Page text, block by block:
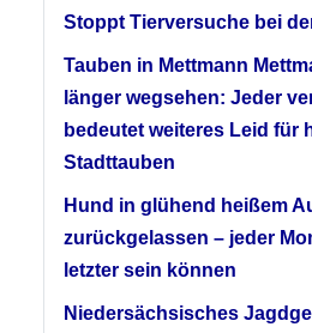
Stoppt Tierversuche bei
Tauben in Mettmann
länger wegsehen: Jeder
bedeutet weiteres Leid für
Stadttauben
Hund in glühend heißem
zurückgelassen – jeder
letzter sein können
Niedersächsisches